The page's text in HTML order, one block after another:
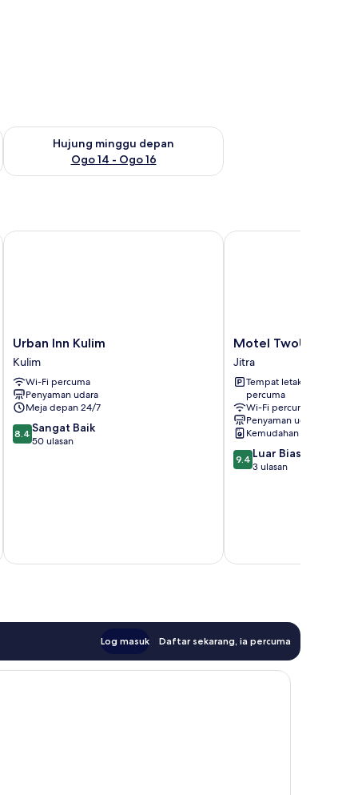
ini Ogo 7 - Ogo 9
Hujung minggu depan
Ogo 14 - Ogo 16
Semak ketersediaan untuk hujung minggu depan Ogo 14 -
Urban
Inn
Kulim
Kulim
Urban Inn Kulim
Kulim
Wi-Fi percuma
Penyaman udara
Meja depan 24/7
8.4
daripada
8.4 Sangat Baik
50 ulasan
Urban Inn Kulim
Motel
TwoU
Jitra
Motel TwoU
Jitra
Tempat letak kenderaan
percuma
Wi-Fi percuma
Penyaman udara
Kemudahan dobi
9.4
daripada
9.4 Luar Biasa
3 ulasan
Motel TwoU
Log masuk Daftar sekarang, ia percuma